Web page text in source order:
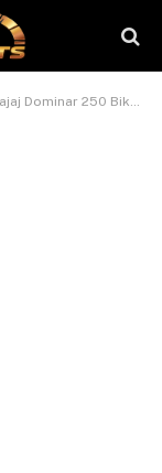
देखिए तस्वीरें और luxury Features व कीमत